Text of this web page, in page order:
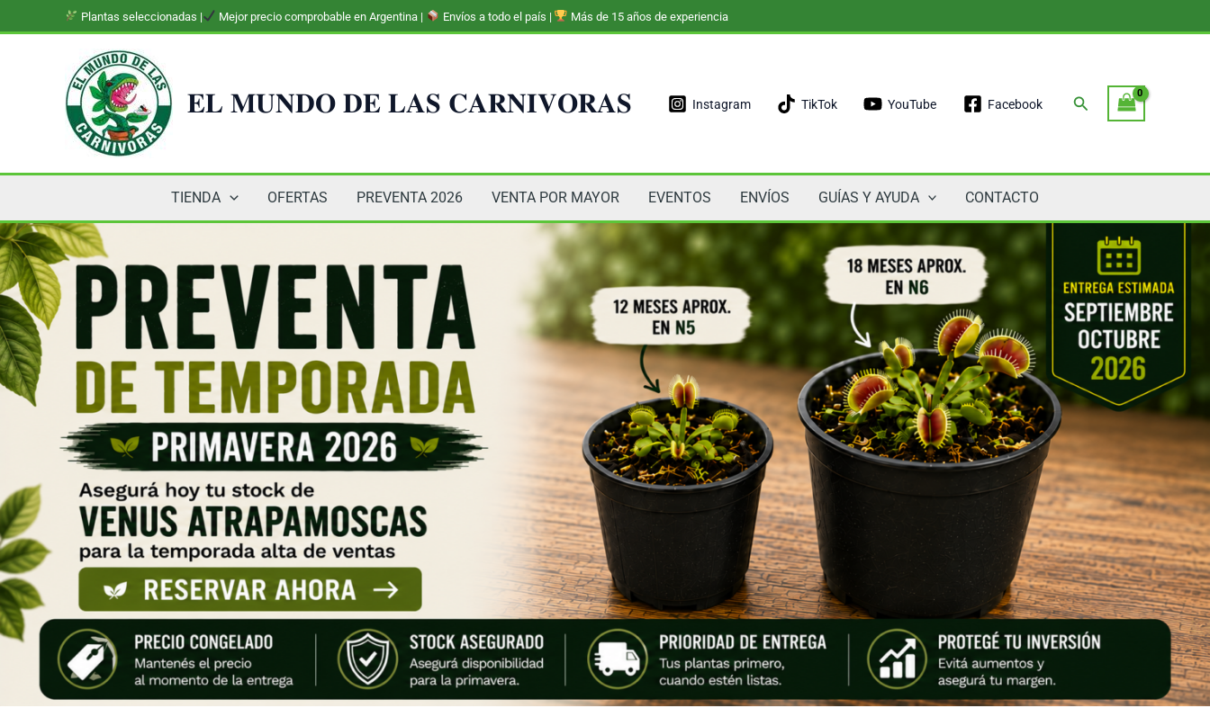
al
Plantas seleccionadas | Mejor precio comprobable en Argentina | Envíos a todo el país | Más de 15 años de experiencia
𝐄𝐋 𝐌𝐔𝐍𝐃𝐎 𝐃𝐄 𝐋𝐀𝐒 𝐂𝐀𝐑𝐍𝐈𝐕𝐎𝐑𝐀𝐒 Instagram TikTok YouTube Facebook Buscar
TIENDA OFERTAS PREVENTA 2026 VENTA POR MAYOR EVENTOS ENVÍOS GUÍAS Y AYUDA CONTACTO